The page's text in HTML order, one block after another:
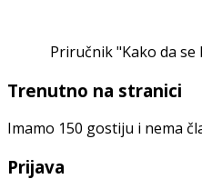
Priručnik "Kako da
Trenutno na stranici
Imamo 150 gostiju i nema
Prijava